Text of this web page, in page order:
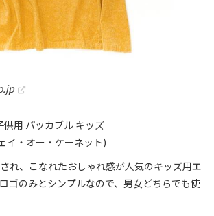
供用 パッカブル キッズ
イ・オー・ケーネット)
れ、こなれたおしゃれ感が人気のキッズ用エ
ゴのみとシンプルなので、男女どちらでも使